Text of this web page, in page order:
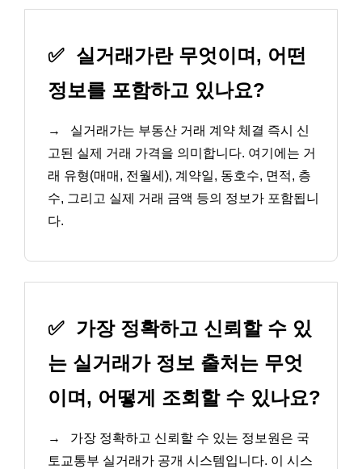
✅ 실거래가란 무엇이며, 어떤
정보를 포함하고 있나요?
→
실거래가는 부동산 거래 계약 체결 즉시 신
고된 실제 거래 가격을 의미합니다. 여기에는 거
래 유형(매매, 전월세), 계약일, 동호수, 면적, 층
수, 그리고 실제 거래 금액 등의 정보가 포함됩니
다.
✅ 가장 정확하고 신뢰할 수 있
는 실거래가 정보 출처는 무엇
이며, 어떻게 조회할 수 있나요?
→
가장 정확하고 신뢰할 수 있는 정보원은 국
토교통부 실거래가 공개 시스템입니다. 이 시스